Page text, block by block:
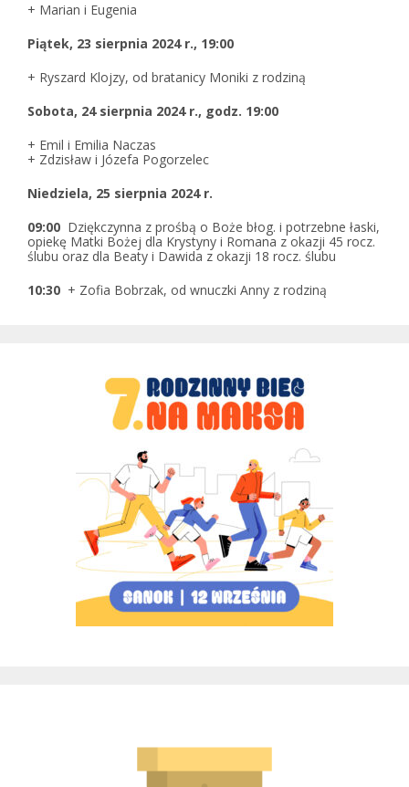
+ Marian i Eugenia
Piątek, 23 sierpnia 2024 r., 19:00
+ Ryszard Klojzy, od bratanicy Moniki z rodziną
Sobota, 24 sierpnia 2024 r., godz. 19:00
+ Emil i Emilia Naczas
+ Zdzisław i Józefa Pogorzelec
Niedziela, 25 sierpnia 2024 r.
09:00 Dziękczynna z prośbą o Boże błog. i potrzebne łaski,
opiekę Matki Bożej dla Krystyny i Romana z okazji 45 rocz.
ślubu oraz dla Beaty i Dawida z okazji 18 rocz. ślubu
10:30 + Zofia Bobrzak, od wnuczki Anny z rodziną